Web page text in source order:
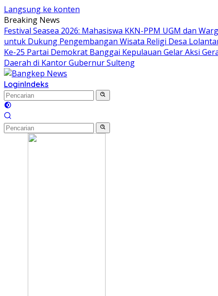
Langsung ke konten
Breaking News
Festival Seasea 2026: Mahasiswa KKN-PPM UGM dan
untuk Dukung Pengembangan Wisata Religi Desa
Ke-25 Partai Demokrat Banggai Kepulauan Gelar Aksi
Daerah di Kantor Gubernur Sulteng
LoginIndeks